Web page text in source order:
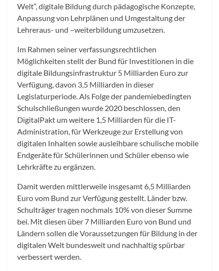
Welt“, digitale Bildung durch pädagogische Konzepte,
Anpassung von Lehrplänen und Um­gestaltung der
Lehreraus- und –weiterbildung umzusetzen.
Im Rahmen seiner verfassungsrechtlichen
Möglichkeiten stellt der Bund für Investitionen in die
digitale Bildungsinfrastruktur 5 Milliarden Euro zur
Verfügung, davon 3,5 Milliarden in dieser
Legislaturperiode. Als Folge der pandemiebedingten
Schulschließungen wurde 2020 beschlossen, den
DigitalPakt um weitere 1,5 Milliarden für die IT-
Administration, für Werkzeuge zur Erstellung von
digitalen Inhalten sowie ausleihbare schulische mobile
Endgeräte für Schülerinnen und Schüler ebenso wie
Lehrkräfte zu ergänzen.
Damit werden mittlerweile insgesamt 6,5 Milliarden
Euro vom Bund zur Verfügung gestellt. Länder bzw.
Schulträger tragen nochmals 10% von dieser Summe
bei. Mit diesen über 7 Milliarden Euro von Bund und
Ländern sollen die Voraussetzungen für Bildung in der
digitalen Welt bundesweit und nachhaltig spürbar
verbessert werden.